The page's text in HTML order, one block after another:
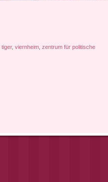
tiger, viernheim, zentrum für politische